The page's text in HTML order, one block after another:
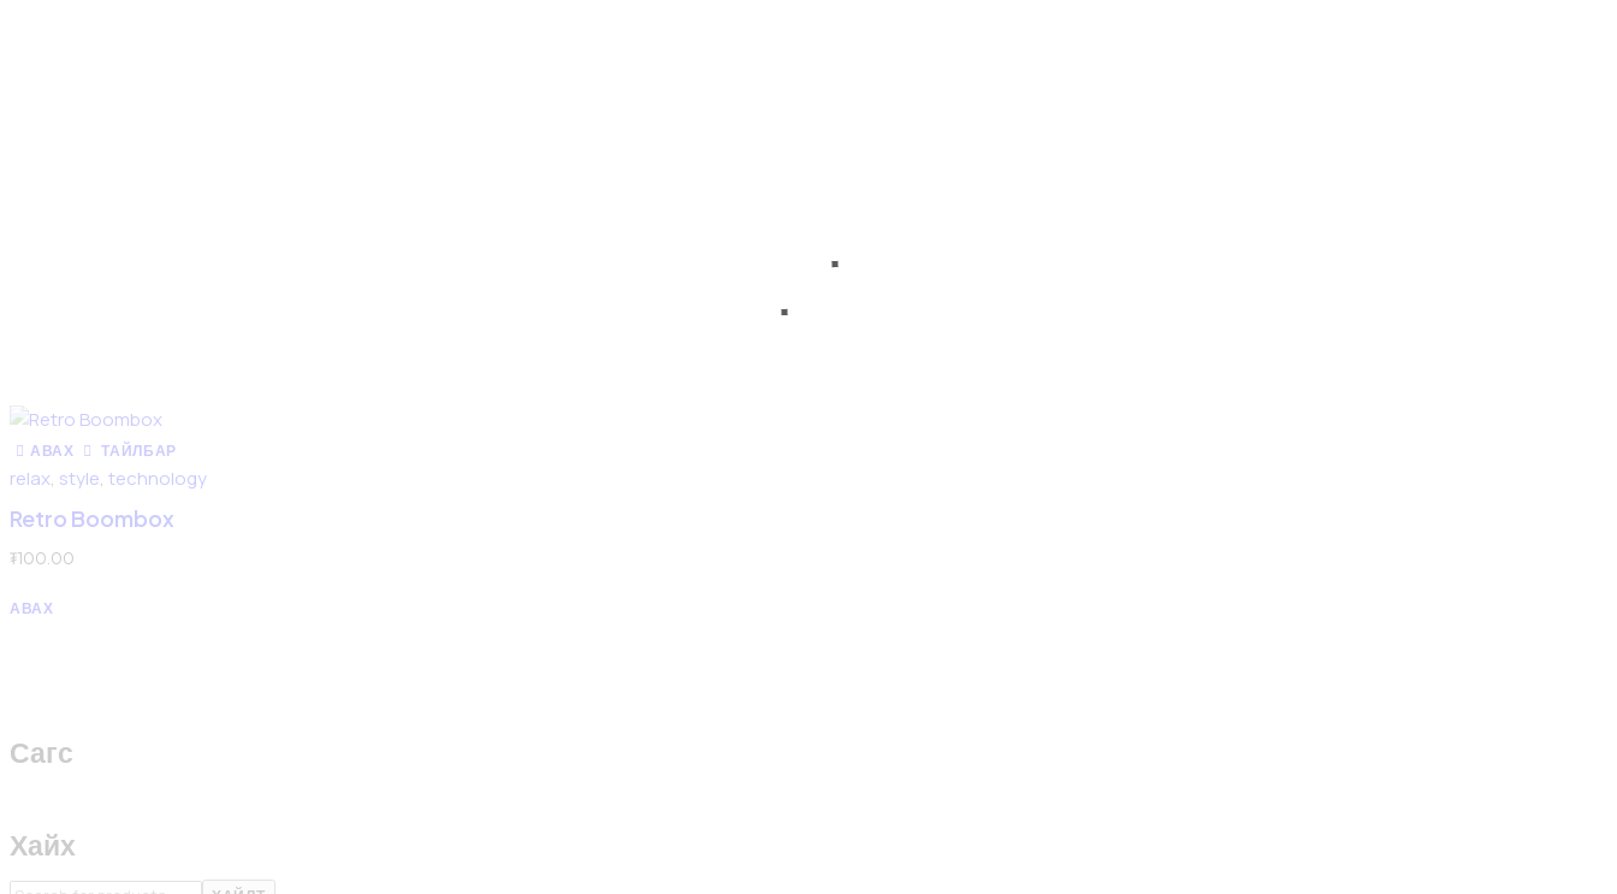
АВАХ ТАЙЛБАР
relax, style, technology
Retro Boombox
₮100.00
АВАХ
Сагс
Хайх